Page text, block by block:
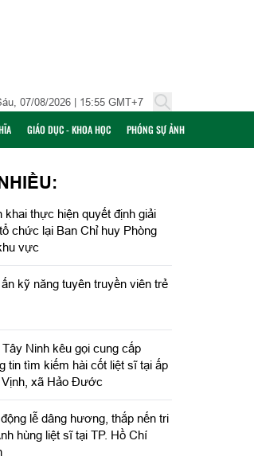
07/08/2026 | 15:55 GMT+7
GIÁO DỤC - KHOA HỌC PHÓNG SỰ ẢNH
khai thực hiện quyết định giải
chức lại Ban Chỉ huy Phòng
vực
kỹ năng tuyên truyền viên trẻ
Tây Ninh kêu gọi cung cấp
tin tìm kiếm hài cốt liệt sĩ tại ấp
Vịnh, xã Hảo Đước
lễ dâng hương, thắp nến tri
hùng liệt sĩ tại TP. Hồ Chí